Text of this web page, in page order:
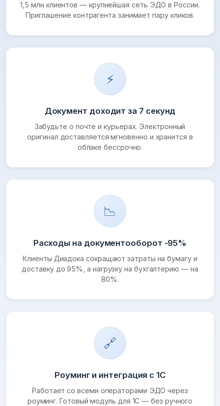
1,5 млн клиентов — крупнейшая сеть ЭДО в России.
Приглашение контрагента занимает пару кликов.
⚡
Документ доходит за 7 секунд
Забудьте о почте и курьерах. Электронный
оригинал доставляется мгновенно и хранится в
облаке бессрочно.
📉
Расходы на документооборот -95%
Клиенты Диадока сокращают затраты на бумагу и
доставку до 95%, а нагрузку на бухгалтерию — на
80%.
🔗
Роуминг и интеграция с 1С
Работает со всеми операторами ЭДО через
роуминг. Готовый модуль для 1С — без ручного